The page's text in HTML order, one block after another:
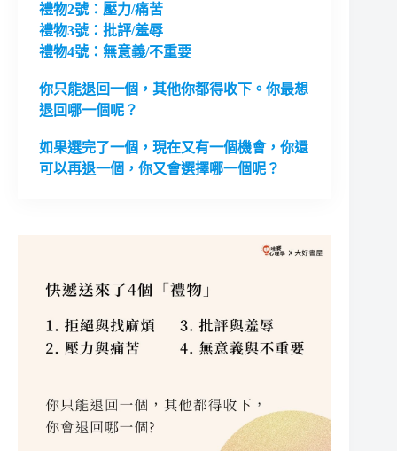
禮物2號：壓力/痛苦
禮物3號：批評/羞辱
禮物4號：無意義/不重要
你只能退回一個，其他你都得收下。你最想
退回哪一個呢？
如果選完了一個，現在又有一個機會，你還
可以再退一個，你又會選擇哪一個呢？